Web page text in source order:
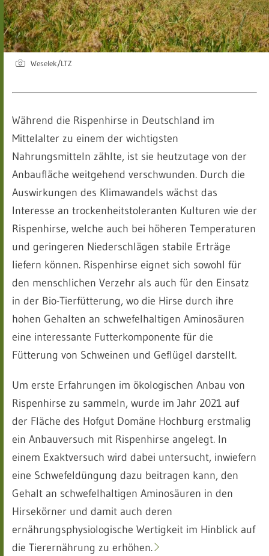
Weselek/LTZ
Während die Rispenhirse in Deutschland im
Mittelalter zu einem der wichtigsten
Nahrungsmitteln zählte, ist sie heutzutage von der
Anbaufläche weitgehend verschwunden. Durch die
Auswirkungen des Klimawandels wächst das
Interesse an trockenheitstoleranten Kulturen wie der
Rispenhirse, welche auch bei höheren Temperaturen
und geringeren Niederschlägen stabile Erträge
liefern können. Rispenhirse eignet sich sowohl für
den menschlichen Verzehr als auch für den Einsatz
in der Bio-Tierfütterung, wo die Hirse durch ihre
hohen Gehalten an schwefelhaltigen Aminosäuren
eine interessante Futterkomponente für die
Fütterung von Schweinen und Geflügel darstellt.
Um erste Erfahrungen im ökologischen Anbau von
Rispenhirse zu sammeln, wurde im Jahr 2021 auf
der Fläche des Hofgut Domäne Hochburg erstmalig
ein Anbauversuch mit Rispenhirse angelegt. In
einem Exaktversuch wird dabei untersucht, inwiefern
eine Schwefeldüngung dazu beitragen kann, den
Gehalt an schwefelhaltigen Aminosäuren in den
Hirsekörner und damit auch deren
ernährungsphysiologische Wertigkeit im Hinblick auf
die Tierernährung zu erhöhen.